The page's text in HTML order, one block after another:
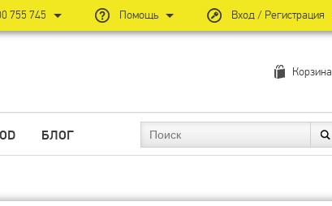
Корзина
БЛОГ
Вход / Регистрация
Помощь
755 745